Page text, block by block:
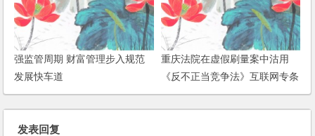
强监管周期 财富管理步入规范
发展快车道
重庆法院在虚假刷量案中沽用
《反不正当竞争法》互联网专条
引发争论——分析评述
发表回复